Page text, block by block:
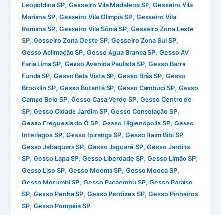
Leopoldina SP,Gesseiro Vila Madalena SP,Gesseiro Vila
Mariana SP,Gesseiro Vila Olimpia SP,Gesseiro Vila
Romana SP,Gesseiro Vila Sônia SP,Gesseiro Zona Leste
SP,Gesseiro Zona Oeste SP,Gesseiro Zona Sul SP,
Gesso Aclimação SP,Gesso Agua Branca SP,Gesso AV
Faria Lima SP,Gesso Avenida Paulista SP,Gesso Barra
Funda SP,Gesso Bela Vista SP,Gesso Brás SP,Gesso
Brooklin SP,Gesso Butantã SP,Gesso Cambuci SP,Gesso
Campo Belo SP,Gesso Casa Verde SP,Gesso Centro de
SP,Gesso Cidade Jardim SP,Gesso Consolação SP,
Gesso Freguesia do Ó SP,Gesso Higienópolis SP,Gesso
Interlagos SP,Gesso Ipiranga SP,Gesso Itaim Bibi SP,
Gesso Jabaquara SP,Gesso Jaguaré SP,Gesso Jardins
SP,Gesso Lapa SP,Gesso Liberdade SP,Gesso Limão SP,
Gesso Liso SP,Gesso Moema SP,Gesso Mooca SP,
Gesso Morumbi SP,Gesso Pacaembu SP,Gesso Paraíso
SP,Gesso Penha SP,Gesso Perdizes SP,Gesso Pinheiros
SP,Gesso Pompéia SP